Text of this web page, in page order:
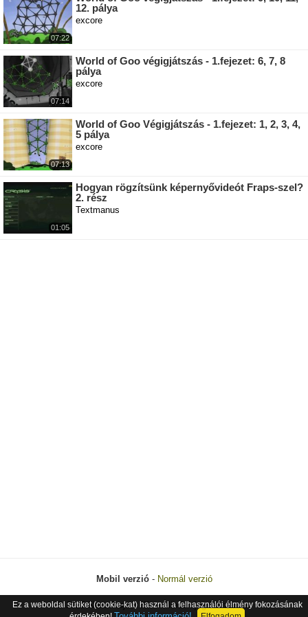
07:22
12. pálya
excore
07:14
World of Goo végigjátszás - 1.fejezet: 6, 7, 8
pálya
excore
07:13
World of Goo Végigjátszás - 1.fejezet: 1, 2, 3, 4,
5 pálya
excore
01:05
Hogyan rögzítsünk képernyővideót Fraps-szel?
2. rész
Textmanus
Mobil verzió- Normál verzió
© 2026 Next Project Kft. - Minden jog fenntartva.
Ez a weboldal sütiket (cookie-kat) használ a felhasználói élmény fokozásának